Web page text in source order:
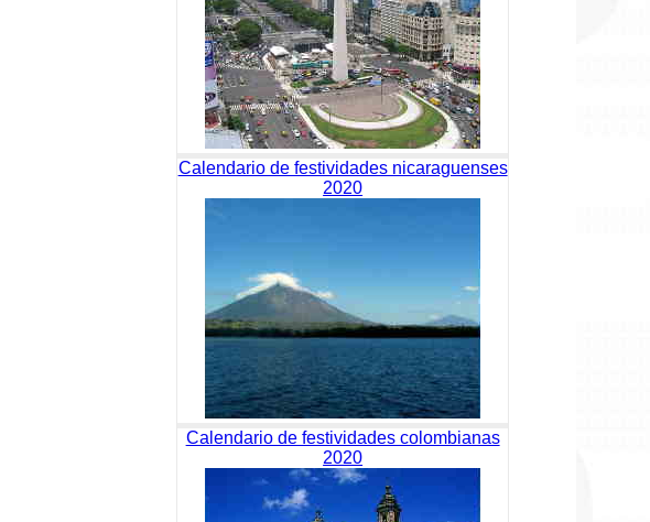
Calendario de festividades nicaraguenses
2020
Calendario de festividades colombianas
2020